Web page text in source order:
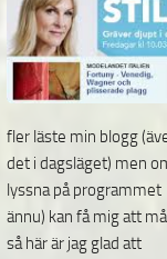
fler läste min blogg
det i dagsläget) men
lyssna på programmet
ännu) kan få mig att må
så här är jag glad att